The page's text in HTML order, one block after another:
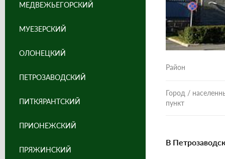
Район
Город /
пункт
В
МЕДВЕЖЬЕГОРСКИЙ
МУЕЗЕРСКИЙ
ОЛОНЕЦКИЙ
ПЕТРОЗАВОДСКИЙ
ПИТКЯРАНТСКИЙ
ПРИОНЕЖСКИЙ
ПРЯЖИНСКИЙ